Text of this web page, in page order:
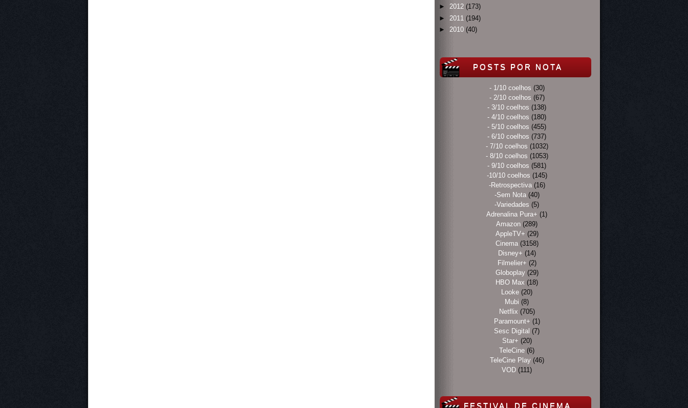
► 2012 (173)
► 2011 (194)
► 2010 (40)
POSTS POR NOTA
- 1/10 coelhos (30)
- 2/10 coelhos (67)
- 3/10 coelhos (138)
- 4/10 coelhos (180)
- 5/10 coelhos (455)
- 6/10 coelhos (737)
- 7/10 coelhos (1032)
- 8/10 coelhos (1053)
- 9/10 coelhos (581)
-10/10 coelhos (145)
-Retrospectiva (16)
-Sem Nota (40)
-Variedades (5)
Adrenalina Pura+ (1)
Amazon (289)
AppleTV+ (29)
Cinema (3158)
Disney+ (14)
Filmelier+ (2)
Globoplay (29)
HBO Max (18)
Looke (20)
Mubi (8)
Netflix (705)
Paramount+ (1)
Sesc Digital (7)
Star+ (20)
TeleCine (6)
TeleCine Play (46)
VOD (111)
FESTIVAL DE CINEMA